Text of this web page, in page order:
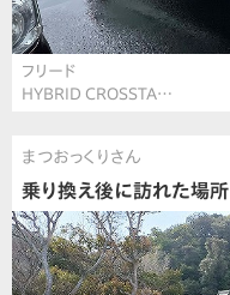
フリード
HYBRID CROSSTA…
まつおっくりさん
乗り換え後に訪れた場所